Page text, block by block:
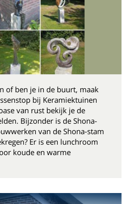
of ben je in de buurt, maak
bij Keramiektuinen
van rust bekijk je de
Bijzonder is de Shona-
van de Shona-stam
Er is een lunchroom
koude en warme